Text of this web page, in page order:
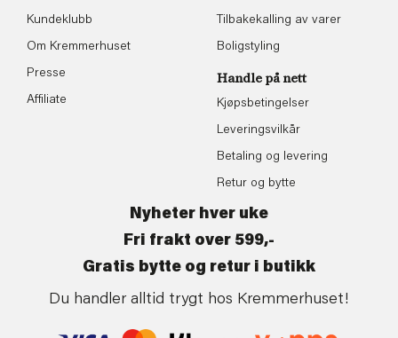
Kundeklubb
Om Kremmerhuset
Presse
Affiliate
Tilbakekalling av varer
Boligstyling
Handle på nett
Kjøpsbetingelser
Leveringsvilkår
Betaling og levering
Retur og bytte
Nyheter hver uke
Fri frakt over 599,-
Gratis bytte og retur i butikk
Du handler alltid trygt hos Kremmerhuset!